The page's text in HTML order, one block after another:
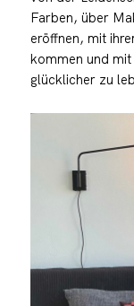
Farben, über
eröffnen, mit
kommen und
glücklicher zu